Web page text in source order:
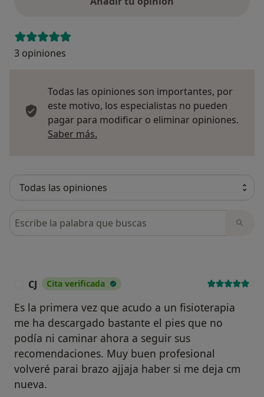
3 opiniones
Todas las opiniones son importantes, por
este motivo, los especialistas no pueden
pagar para modificar o eliminar opiniones.
Saber más.
Busca en opiniones
CJ Cita verificada
Es la primera vez que acudo a un fisioterapia
me ha descargado bastante el pies que no
podía ni caminar ahora a seguir sus
recomendaciones. Muy buen profesional
volveré parai brazo ajjaja haber si me deja cm
nueva.